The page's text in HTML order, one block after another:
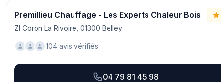
Premillieu Chauffage - Les Experts Chaleur Bois
ZI Coron La Rivoire, 01300 Belley
104 avis vérifiés
04 79 81 45 98